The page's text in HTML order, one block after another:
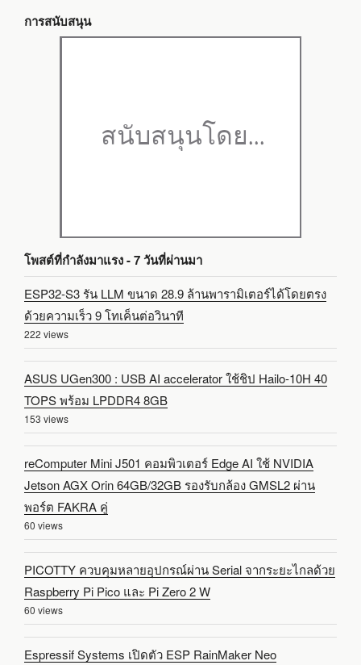
การสนับสนุน
โพสต์ที่กำลังมาแรง - 7 วันที่ผ่านมา
ESP32-S3 รัน LLM ขนาด 28.9 ล้านพารามิเตอร์ได้โดยตรง
ด้วยความเร็ว 9 โทเค็นต่อวินาที
222 views
ASUS UGen300 : USB AI accelerator ใช้ชิป Hailo-10H 40
TOPS พร้อม LPDDR4 8GB
153 views
reComputer Mini J501 คอมพิวเตอร์ Edge AI ใช้ NVIDIA
Jetson AGX Orin 64GB/32GB รองรับกล้อง GMSL2 ผ่าน
พอร์ต FAKRA คู่
60 views
PICOTTY ควบคุมหลายอุปกรณ์ผ่าน Serial จากระยะไกลด้วย
Raspberry Pi Pico และ Pi Zero 2 W
60 views
Espressif Systems เปิดตัว ESP RainMaker Neo